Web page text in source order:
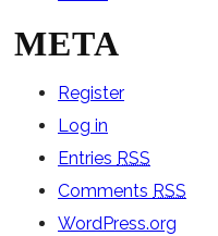
META
Register
Log in
Entries RSS
Comments RSS
WordPress.org